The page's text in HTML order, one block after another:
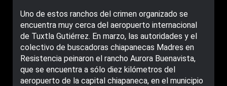
Uno de estos ranchos del crimen organizado se
encuentra muy cerca del aeropuerto internacional
de Tuxtla Gutiérrez. En marzo, las autoridades y el
colectivo de buscadoras chiapanecas Madres en
Resistencia peinaron el rancho Aurora Buenavista,
que se encuentra a sólo diez kilómetros del
aeropuerto de la capital chiapaneca, en el municipio